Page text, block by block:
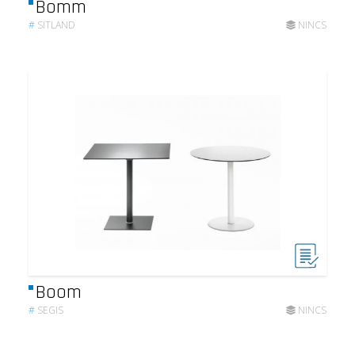
Bomm
# SITLAND NINCS
Boom
# SEGIS NINCS